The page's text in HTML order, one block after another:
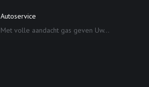
Autoservice
Met volle aandacht gas geven Uw...